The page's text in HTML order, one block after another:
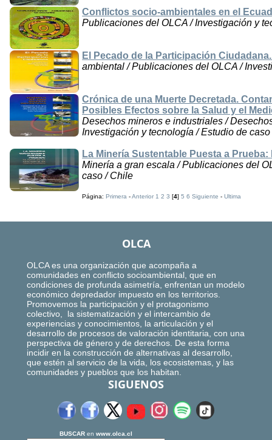
Conflictos socio-ambientales en el
Publicaciones del OLCA / Investigación y
El Pecado de la Participación
ambiental / Publicaciones del OLCA /
Crónica de una Muerte Decretada.
Posibles Efectos sobre la Salud y el
Desechos mineros e industriales /
Investigación y tecnología / Estudio de
La Minería Sustentable Puesta a
Minería a gran escala / Publicaciones del
caso / Chile
Página:Primera -Anterior 1 2 3 [4]5 6 Siguiente -Ultima
OLCA
OLCA es una organización que acompaña a
comunidades en conflicto socioambiental, que en
condiciones de profunda asimetría, enfrentan un modelo
económico depredador impuesto en los territorios.
Promovemos la participación y el protagonismo
colectivo, la sistematización y el intercambio de
experiencias y conocimientos, la articulación y el
desarrollo de procesos de valoración identitaria, con una
perspectiva de género y de derechos. De esta forma
incidir en la construcción de alternativas al desarrollo,
que estén al servicio de la vida, los ecosistemas, y las
comunidades y pueblos que los habitan.
SIGUENOS
BUSCAR en www.olca.cl